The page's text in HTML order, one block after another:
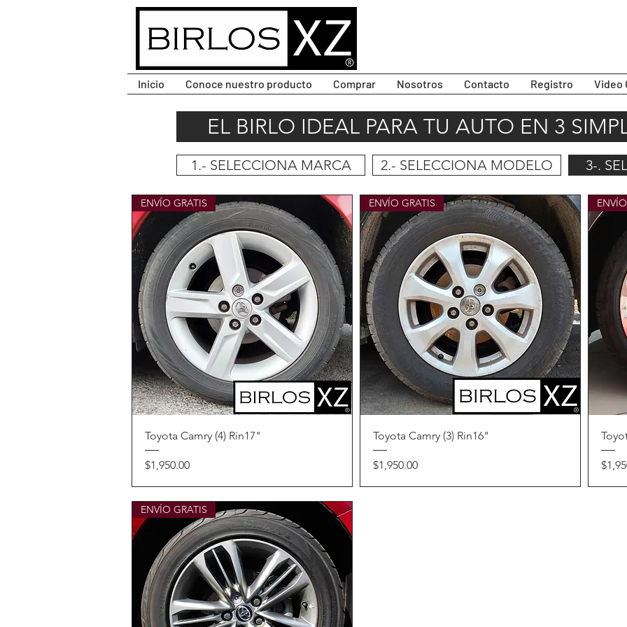
CLIC PARA DESPLEGAR
MENÚ.
Inicio Conoce nuestro producto Comprar Nosotros Contacto Registro Video
EL BIRLO IDEAL PARA TU AUTO EN 3
1.- SELECCIONA MARCA 2.- SELECCIONA MODELO 3-.
Vista rápida
ENVÍO GRATIS
Toyota Camry (4) Rin17"
Precio
$1,950.00
Vista rápida
ENVÍO GRATIS
Toyota Camry (3) Rin16"
Precio
$1,950.00
ENVÍO GRATIS